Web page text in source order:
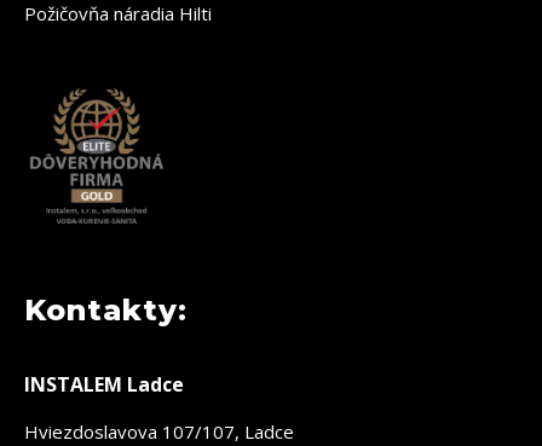
Požičovňa náradia Hilti
Kontakty:
INSTALEM Ladce
Hviezdoslavova 107/107, Ladce